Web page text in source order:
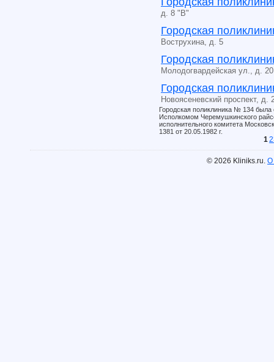
д. 8 "В"
Городская
Вострухина, д. 5
Городская
Молодогвардейская ул., д.
Городская
Новоясеневский проспект, д.
Городская поликлиника № 134
Исполкомом Черемушкинского
исполнительного комитета
1381 от 20.05.1982 г.
12
© 2026 Kliniks.ru. О